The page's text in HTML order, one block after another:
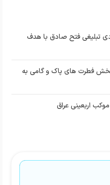
تبلیغی فتح صادق با هدف
فطرت های پاک و گامی به